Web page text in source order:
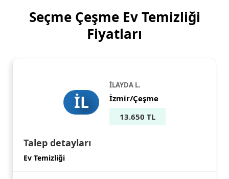
Seçme Çeşme Ev Temizliği
Fiyatları
İL
İLAYDA L.
İzmir/Çeşme
13.650 TL
Talep detayları
Ev Temizliği